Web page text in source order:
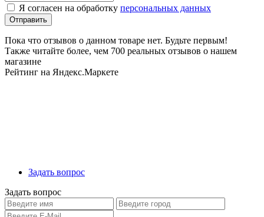
Я согласен на обработку персональных данных
Пока что отзывов о данном товаре нет. Будьте первым!
Также читайте более, чем 700 реальных отзывов о нашем
магазине
Рейтинг на Яндекс.Маркете
Задать вопрос
Задать вопрос